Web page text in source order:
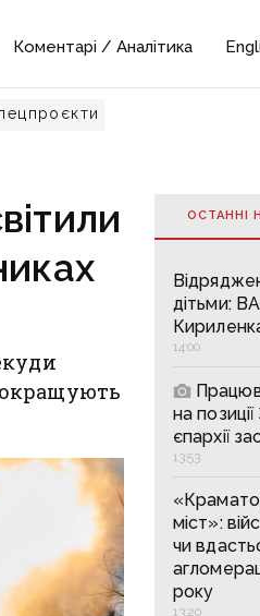
Коментарі / Аналітика
ОСТАННІ
дітьми:
14:00
на
єпархії
13:53
міст»:
чи
року
13:20